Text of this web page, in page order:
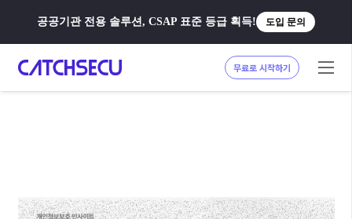
공공기관 전용 솔루션, CSAP 표준 등급 획득! 도입 문의
무료로 시작하기